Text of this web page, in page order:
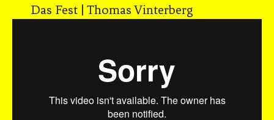
Das Fest | Thomas Vinterberg